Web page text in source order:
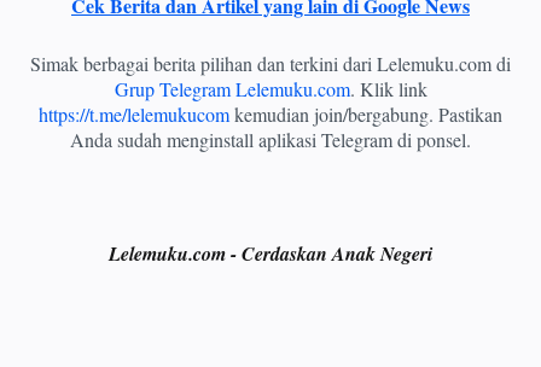
Cek Berita dan Artikel yang lain di Google News
Simak berbagai berita pilihan dan terkini dari Lelemuku.com di
Grup Telegram Lelemuku.com. Klik link
https://t.me/lelemukucomkemudian join/bergabung. Pastikan
Anda sudah menginstall aplikasi Telegram di ponsel.
Lelemuku.com - Cerdaskan Anak Negeri